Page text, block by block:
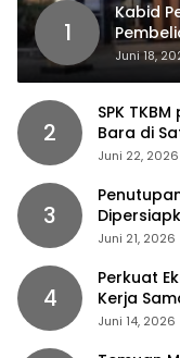
1
Kabid
Juni 18,
2
SPK
Bara di
Juni 22, 2026
3
Juni 21, 2026
4
Perkuat
Kerja
Juni 14, 2026